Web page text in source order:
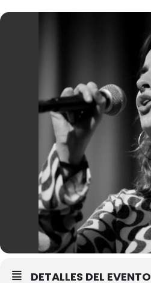
DETALLES DEL EVENTO